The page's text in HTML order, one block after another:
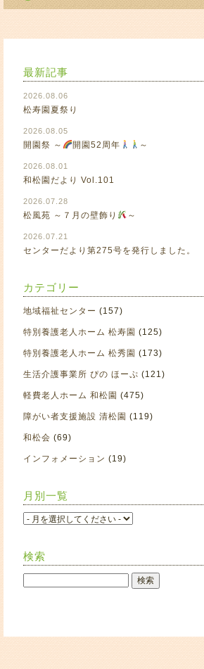
最新記事
2026.08.06
松寿園夏祭り
2026.08.05
開園祭 ～ 開園52周年 ～
2026.08.01
和松園だより Vol.101
2026.07.28
松風苑 ～７月の壁飾り ～
2026.07.21
センターだより第275号を発行しました。
カテゴリー
地域福祉センター (157)
特別養護老人ホーム 松寿園 (125)
特別養護老人ホーム 松秀園 (173)
生活介護事業所 ぴの ほーぷ (121)
軽費老人ホーム 和松園 (475)
障がい者支援施設 清松園 (119)
和松会 (69)
インフォメーション (19)
月別一覧
検索